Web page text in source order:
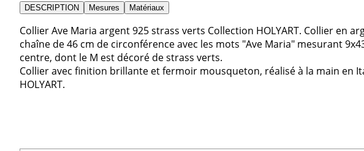
DESCRIPTION Mesures Matériaux
Collier Ave Maria argent 925 strass verts Collection HOLYART. Collier en
chaîne de 46 cm de circonférence avec les mots "Ave Maria" mesurant
centre, dont le M est décoré de strass verts.
Collier avec finition brillante et fermoir mousqueton, réalisé à la main en
HOLYART.